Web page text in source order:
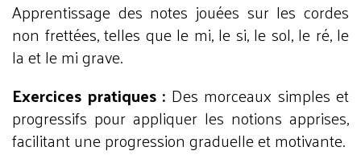
Apprentissage des notes jouées sur les cordes
non frettées, telles que le mi, le si, le sol, le ré, le
la et le mi grave.
Exercices pratiques : Des morceaux simples et
progressifs pour appliquer les notions apprises,
facilitant une progression graduelle et motivante.